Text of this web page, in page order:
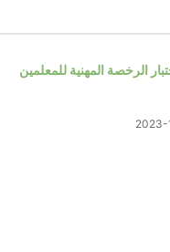
الرخصة المهنية للمعلمين
2023-